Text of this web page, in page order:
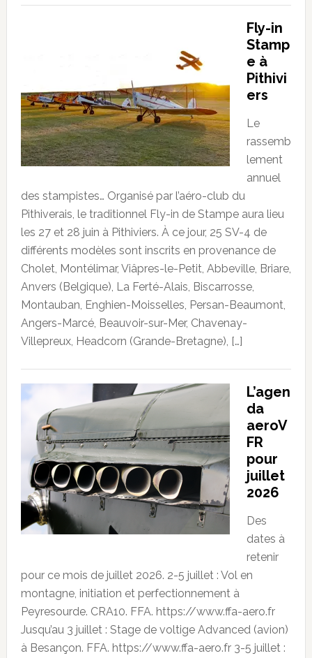
Fly-in
Stamp
e à
Pithivi
ers
Le
rassemb
lement
annuel
des stampistes… Organisé par l’aéro-club du
Pithiverais, le traditionnel Fly-in de Stampe aura lieu
les 27 et 28 juin à Pithiviers. À ce jour, 25 SV-4 de
différents modèles sont inscrits en provenance de
Cholet, Montélimar, Viâpres-le-Petit, Abbeville, Briare,
Anvers (Belgique), La Ferté-Alais, Biscarrosse,
Montauban, Enghien-Moisselles, Persan-Beaumont,
Angers-Marcé, Beauvoir-sur-Mer, Chavenay-
Villepreux, Headcorn (Grande-Bretagne), […]
L’agen
da
aeroV
FR
pour
juillet
2026
Des
dates à
retenir
pour ce mois de juillet 2026. 2-5 juillet : Vol en
montagne, initiation et perfectionnement à
Peyresourde. CRA10. FFA. https://www.ffa-aero.fr
Jusqu’au 3 juillet : Stage de voltige Advanced (avion)
à Besançon. FFA. https://www.ffa-aero.fr 3-5 juillet :